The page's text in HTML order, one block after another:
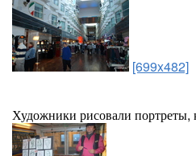
[699x482]
Художники рисовали портреты,